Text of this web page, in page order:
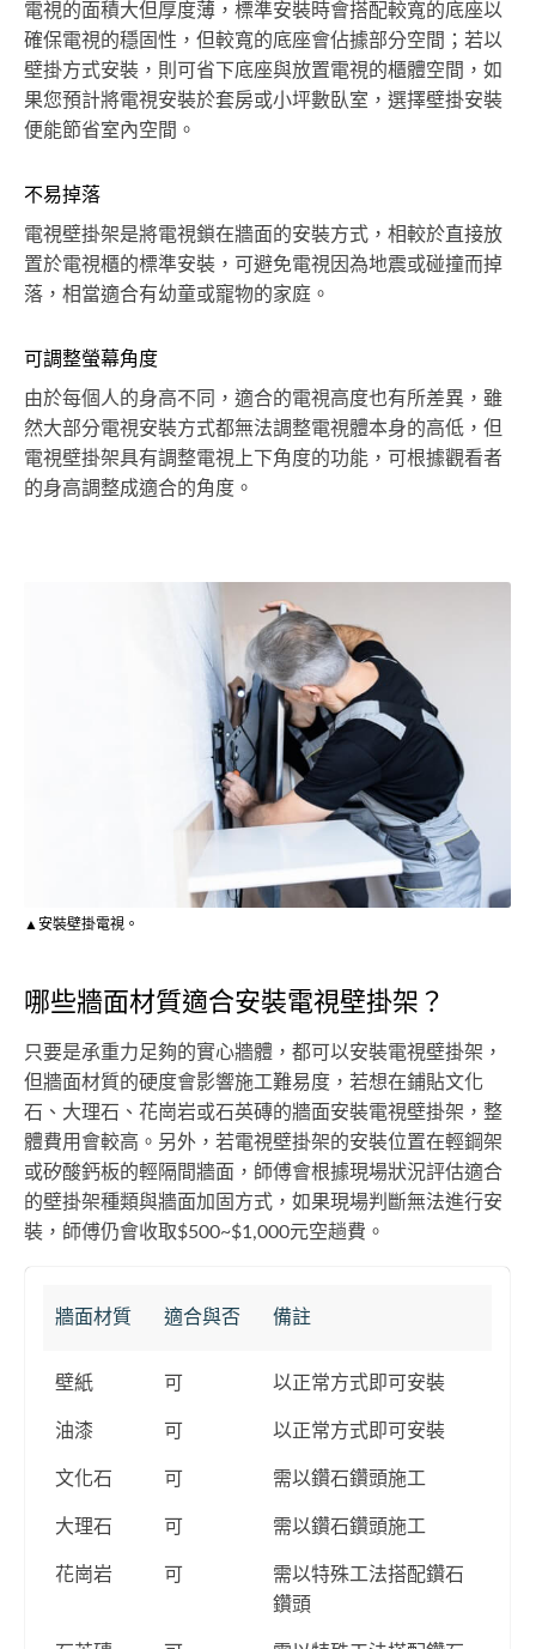
電視的面積大但厚度薄，標準安裝時會搭配較寬的底座以
確保電視的穩固性，但較寬的底座會佔據部分空間；若以
壁掛方式安裝，則可省下底座與放置電視的櫃體空間，如
果您預計將電視安裝於套房或小坪數臥室，選擇壁掛安裝
便能節省室內空間。
不易掉落
電視壁掛架是將電視鎖在牆面的安裝方式，相較於直接放
置於電視櫃的標準安裝，可避免電視因為地震或碰撞而掉
落，相當適合有幼童或寵物的家庭。
可調整螢幕角度
由於每個人的身高不同，適合的電視高度也有所差異，雖
然大部分電視安裝方式都無法調整電視體本身的高低，但
電視壁掛架具有調整電視上下角度的功能，可根據觀看者
的身高調整成適合的角度。
▲安裝壁掛電視。
哪些牆面材質適合安裝電視壁掛架？
只要是承重力足夠的實心牆體，都可以安裝電視壁掛架，
但牆面材質的硬度會影響施工難易度，若想在鋪貼文化
石、大理石、花崗岩或石英磚的牆面安裝電視壁掛架，整
體費用會較高。另外，若電視壁掛架的安裝位置在輕鋼架
或矽酸鈣板的輕隔間牆面，師傅會根據現場狀況評估適合
的壁掛架種類與牆面加固方式，如果現場判斷無法進行安
裝，師傅仍會收取$500~$1,000元空趟費。
牆面材質 適合與否 備註
壁紙 可 以正常方式即可安裝
油漆 可 以正常方式即可安裝
文化石 可 需以鑽石鑽頭施工
大理石 可 需以鑽石鑽頭施工
花崗岩 可
需以特殊工法搭配鑽石
鑽頭